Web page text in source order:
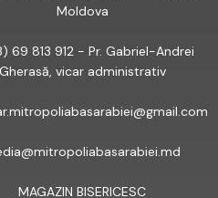
Moldova
69 813 912 - Pr. Gabriel-Andrei
Gherasă, vicar administrativ
MAGAZIN BISERICESC